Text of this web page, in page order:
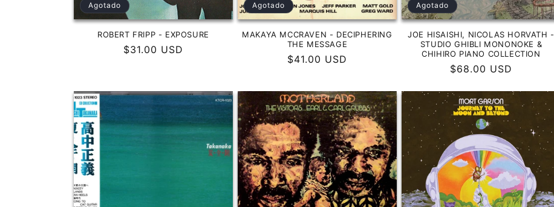
Agotado
ROBERT FRIPP - EXPOSURE
Precio
$31.00 USD
Agotado
MAKAYA MCCRAVEN - DECIPHERING
THE MESSAGE
Precio
$41.00 USD
Agotado
JOE HISAISHI, NICOLAS HORVATH -
STUDIO GHIBLI MONONOKE &
CHIHIRO PIANO COLLECTION
Precio
$68.00 USD